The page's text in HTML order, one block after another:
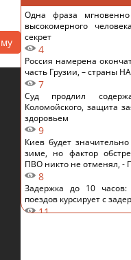
Одна фраза
высокомерного
секрет
4
Россия намерена
часть Грузии, – страны
7
Суд продлил
Коломойского, защита
здоровьем
9
Киев будет
зиме, но фактор
ПВО никто не отменял, -
8
Задержка до 10 часов:
поездов курсирует с
11